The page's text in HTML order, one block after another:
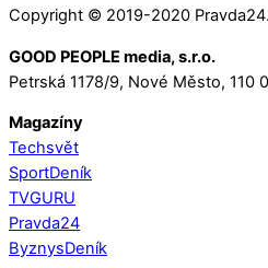
Copyright © 2019-2020
GOOD PEOPLE media, s.r.o.
Petrská 1178/9, Nové Město, 110
Magazíny
Techsvět
SportDeník
TVGURU
Pravda24
ByznysDeník